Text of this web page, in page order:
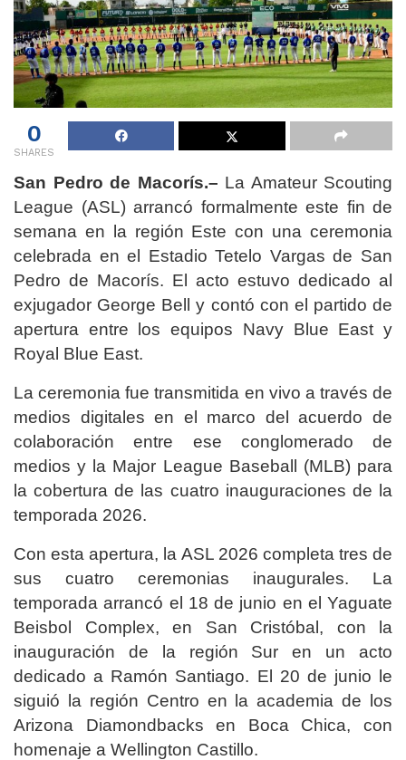
0
SHARES
San Pedro de Macorís.– La Amateur Scouting
League (ASL) arrancó formalmente este fin de
semana en la región Este con una ceremonia
celebrada en el Estadio Tetelo Vargas de San
Pedro de Macorís. El acto estuvo dedicado al
exjugador George Bell y contó con el partido de
apertura entre los equipos Navy Blue East y
Royal Blue East.
La ceremonia fue transmitida en vivo a través de
medios digitales en el marco del acuerdo de
colaboración entre ese conglomerado de
medios y la Major League Baseball (MLB) para
la cobertura de las cuatro inauguraciones de la
temporada 2026.
Con esta apertura, la ASL 2026 completa tres de
sus cuatro ceremonias inaugurales. La
temporada arrancó el 18 de junio en el Yaguate
Beisbol Complex, en San Cristóbal, con la
inauguración de la región Sur en un acto
dedicado a Ramón Santiago. El 20 de junio le
siguió la región Centro en la academia de los
Arizona Diamondbacks en Boca Chica, con
homenaje a Wellington Castillo.